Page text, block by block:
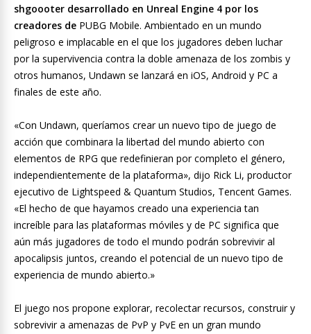
shgoooter desarrollado en Unreal Engine 4 por los
creadores de PUBG Mobile. Ambientado en un mundo
peligroso e implacable en el que los jugadores deben luchar
por la supervivencia contra la doble amenaza de los zombis y
otros humanos, Undawn se lanzará en iOS, Android y PC a
finales de este año.
«Con Undawn, queríamos crear un nuevo tipo de juego de
acción que combinara la libertad del mundo abierto con
elementos de RPG que redefinieran por completo el género,
independientemente de la plataforma», dijo Rick Li, productor
ejecutivo de Lightspeed & Quantum Studios, Tencent Games.
«El hecho de que hayamos creado una experiencia tan
increíble para las plataformas móviles y de PC significa que
aún más jugadores de todo el mundo podrán sobrevivir al
apocalipsis juntos, creando el potencial de un nuevo tipo de
experiencia de mundo abierto.»
El juego nos propone explorar, recolectar recursos, construir y
sobrevivir a amenazas de PvP y PvE en un gran mundo